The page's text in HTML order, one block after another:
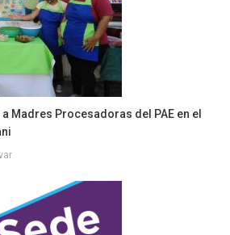
Madres Procesadoras del PAE en el